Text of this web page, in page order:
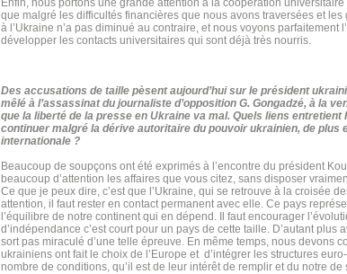
Enfin, nous portons une grande attention à la coopération
que malgré les difficultés financières que nous avons traversées et
à l’Ukraine n’a pas diminué au contraire, et nous voyons parfaitement
développer les contacts universitaires qui sont déjà très nourris.
Des accusations de taille pèsent aujourd’hui sur le président
mêlé à l’assassinat du journaliste d’opposition G. Gongadzé, à la
que la liberté de la presse en Ukraine va mal. Quels liens
continuer malgré la dérive autoritaire du pouvoir ukrainien, de plus
internationale ?
Beaucoup de soupçons ont été exprimés à l’encontre du président
beaucoup d’attention les affaires que vous citez, sans disposer
Ce que je peux dire, c’est que l’Ukraine, qui se retrouve à la croisée
attention, il faut rester en contact permanent avec elle. Ce pays
l’équilibre de notre continent qui en dépend. Il faut encourager
d’indépendance c’est court pour un pays de cette taille. D’autant plus
sort pas miraculé d’une telle épreuve. En même temps, nous devons
ukrainiens ont fait le choix de l’Europe et d’intégrer les structures
nombre de conditions, qu’il est de leur intérêt de remplir et du notre de